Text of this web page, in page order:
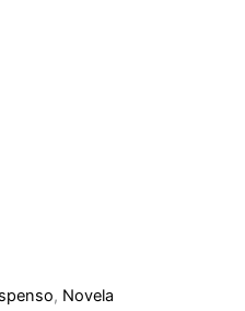
, Novela